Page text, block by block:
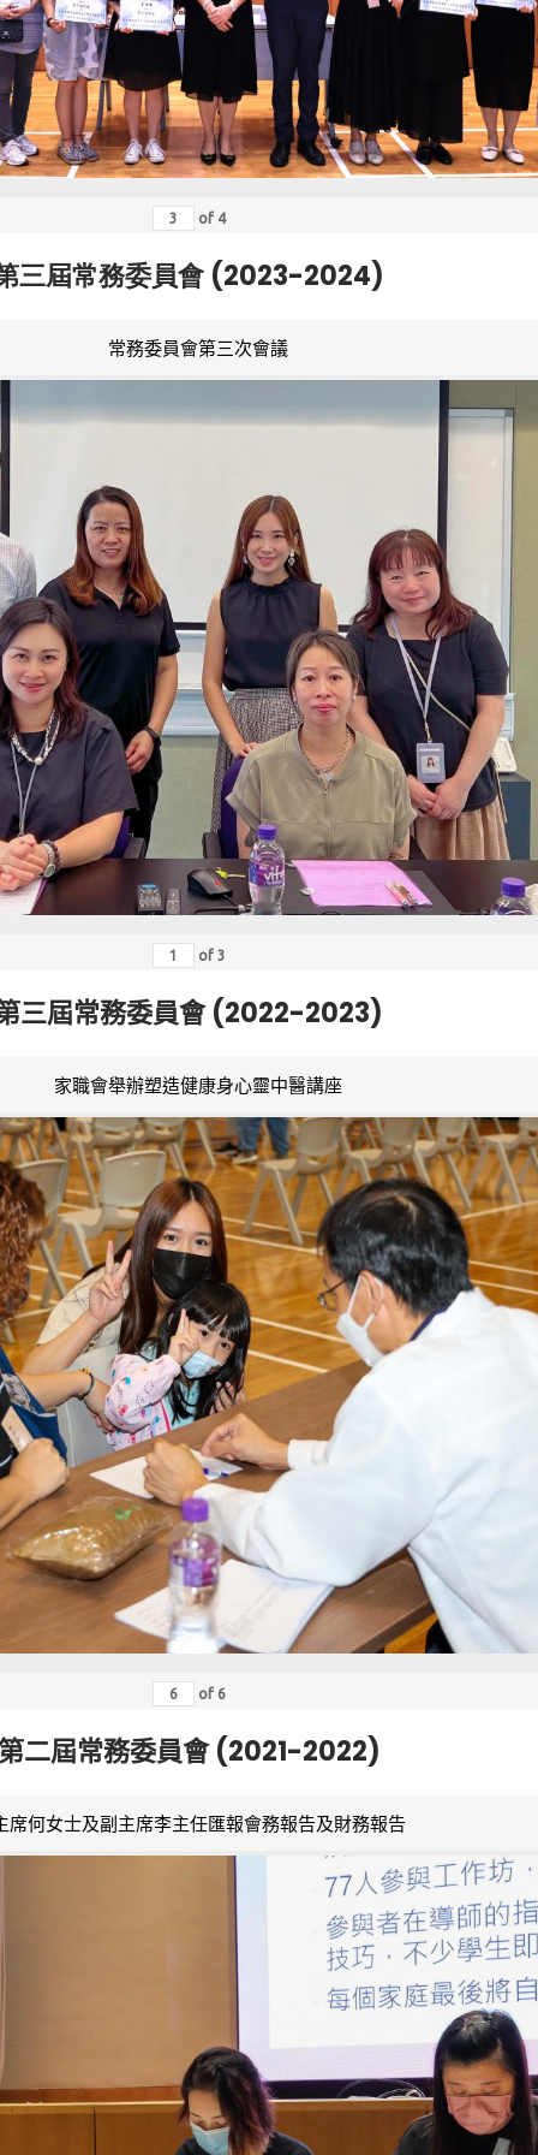
of 4
三屆常務委員會 (2023-2024)
常務委員會第三次會議
of 3
三屆常務委員會 (2022-2023)
家職會舉辦塑造健康身心靈中醫講座
of 6
二屆常務委員會 (2021-2022)
席何女士及副主席李主任匯報會務報告及財務報告